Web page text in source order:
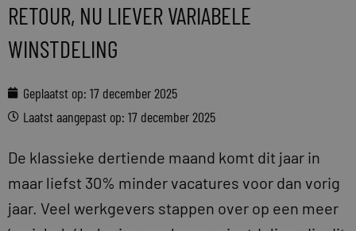
RETOUR, NU LIEVER VARIABELE
WINSTDELING
Geplaatst op: 17 december 2025
Laatst aangepast op: 17 december 2025
De klassieke dertiende maand komt dit jaar in
maar liefst 30% minder vacatures voor dan vorig
jaar. Veel werkgevers stappen over op een meer